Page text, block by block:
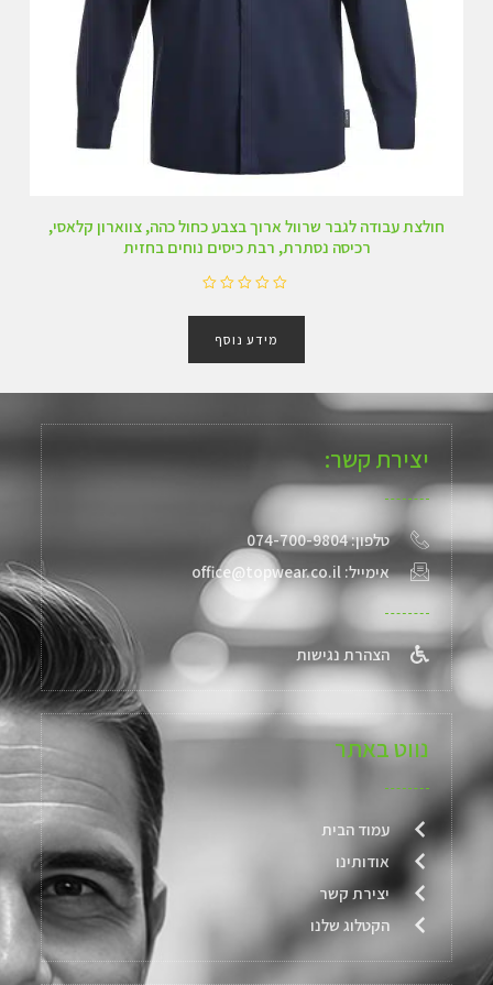
חולצת עבודה לגבר שרוול ארוך בצבע כחול כהה, צווארון קלאסי,
רכיסה נסתרת, רבת כיסים נוחים בחזית
מ
ו
מידע נוסף
יצירת קשר:
טלפון: 074-700-9804
אימייל: office@topwear.co.il
הצהרת נגישות
נווט באתר
עמוד הבית
אודותינו
יצירת קשר
הקטלוג שלנו